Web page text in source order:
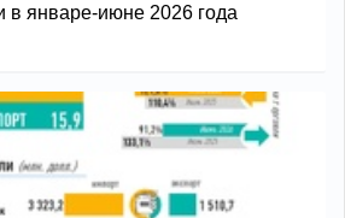
в январе-июне 2026 года